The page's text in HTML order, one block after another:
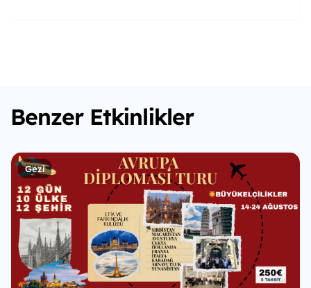
Benzer Etkinlikler
Gezi